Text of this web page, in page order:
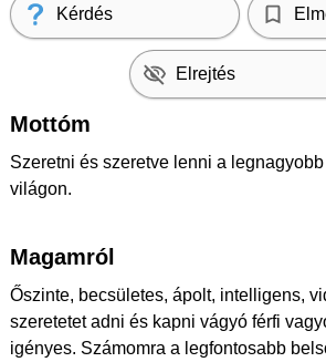
Kérdés
Elrejtés
Mottóm
Szeretni és szeretve lenni a
világon.
Magamról
Őszinte, becsületes, ápolt, intelligens,
szeretetet adni és kapni vágyó férfi
igényes. Számomra a legfontosabb